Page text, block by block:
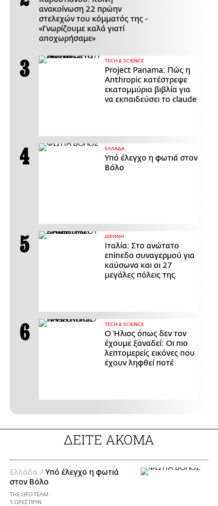
ανακοίνωση 22 πρώην
στελεχών του κόμματός της -
«Γνωρίζουμε καλά γιατί
αποχωρήσαμε»
ΤECH & SCIENCE
Project Panama: Πώς η
Anthropic κατέστρεψε
εκατομμύρια βιβλία για
να εκπαιδεύσει το claude
ΕΛΛΑΔΑ
Υπό έλεγχο η φωτιά στον
Βόλο
ΔΙΕΘΝΗ
Ιταλία: Στο ανώτατο
επίπεδο συναγερμού για
καύσωνα και οι 27
μεγάλες πόλεις της
ΤECH & SCIENCE
Ο Ήλιος όπως δεν τον
έχουμε ξαναδεί: Οι πιο
λεπτομερείς εικόνες που
έχουν ληφθεί ποτέ
ΔΕΙΤΕ ΑΚΟΜΑ
Ελλάδα /Υπό έλεγχο η φωτιά
στον Βόλο
THE LIFO TEAM
5 ΩΡΕΣ ΠΡΙΝ